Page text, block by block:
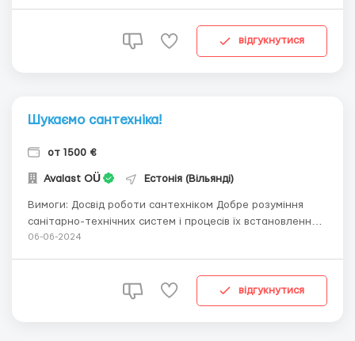
об'єктах (новобудов...
відгукнутися
Шукаємо сантехніка!
от 1500 €
Avalast OÜ Естонія (Вільянді)
Вимоги: Досвід роботи сантехніком Добре розуміння
санітарно-технічних систем і процесів їх встановлення/
ремонту. Здатність працювати самостійно та приймати
всій Естонії. Наразі об'єкт знаход...
06-06-2024
відгукнутися